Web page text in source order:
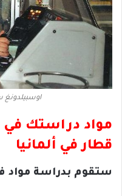
مواد دراستك في
قطار في ألمانيا
ستقوم بدراسة مواد